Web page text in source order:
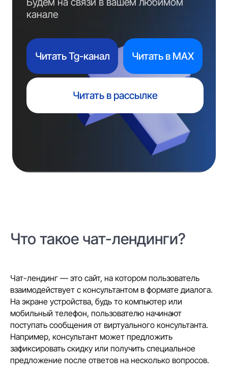
Что такое чат-лендинги?
Чат-лендинг — это сайт, на котором пользователь
взаимодействует с консультантом в формате диалога.
На экране устройства, будь то компьютер или
мобильный телефон, пользователю начинают
поступать сообщения от виртуального консультанта.
Например, консультант может предложить
зафиксировать скидку или получить специальное
предложение после ответов на несколько вопросов.